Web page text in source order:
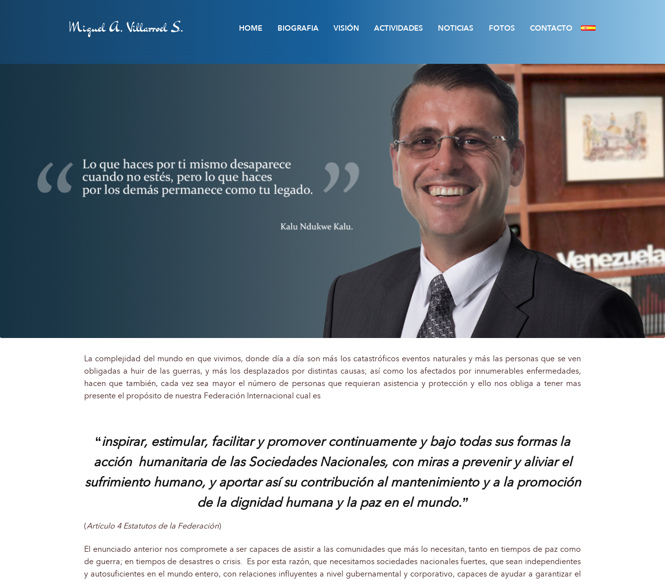
Miguel A. Villarroel S. HOME BIOGRAFIA VISIÓN ACTIVIDADES NOTICIAS FOTOS CONTACTO
La complejidad del mundo en que vivimos, donde día a día son más los catastróficos eventos naturales y más las personas que se ven
obligadas a huir de las guerras, y más los desplazados por distintas causas; así como los afectados por innumerables enfermedades,
hacen que también, cada vez sea mayor el número de personas que requieran asistencia y protección y ello nos obliga a tener mas
presente el propósito de nuestra Federación Internacional cual es
“inspirar, estimular, facilitar y promover continuamente y bajo todas sus formas la
acción humanitaria de las Sociedades Nacionales, con miras a prevenir y aliviar el
sufrimiento humano, y aportar así su contribución al mantenimiento y a la promoción
de la dignidad humana y la paz en el mundo.”
(Artículo 4 Estatutos de la Federación)
El enunciado anterior nos compromete a ser capaces de asistir a las comunidades que más lo necesitan, tanto en tiempos de paz como
de guerra; en tiempos de desastres o crisis. Es por esta razón, que necesitamos sociedades nacionales fuertes, que sean independientes
y autosuficientes en el mundo entero, con relaciones influyentes a nivel gubernamental y corporativo, capaces de ayudar a garantizar el